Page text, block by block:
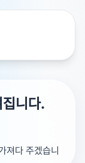
니다.
져다 주겠습니